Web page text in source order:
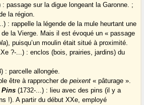
: passage sur la digue longeant la Garonne. ;
la région.
: rappelle la légende de la mule heurtant une
la Vierge. Mais il est évoqué un « passage
), puisqu’un moulin était situé à proximité.
?-...) : enclos (bois, prairies, jardins) du
: parcelle allongée.
être à rapprocher depeixent « pâturage ».
Pins (1732-...) : lieu avec des pins (il y a
!). A partir du début XXe, employé